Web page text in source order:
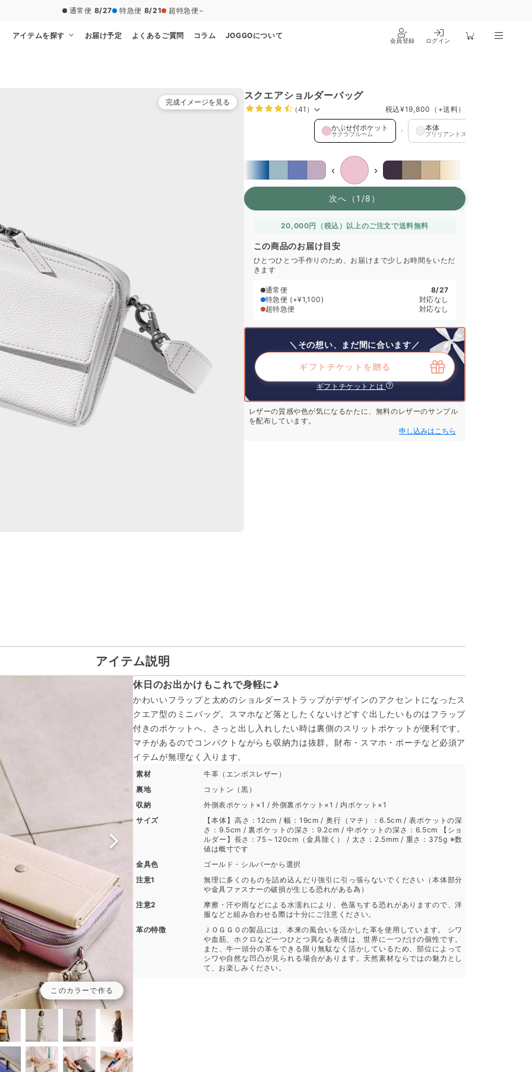
通常便 8/27 特急便 8/21 超特急便 −
アイテムを探す お届け予定 よくあるご質問 コラム JOGGOについて
会員登録 ログイン
完成イメージを見る
かぶせ付ポケット を選択中
かぶせ付ポケット
サクラブルーム
本体
ブリリアントスノー
‹ ›
スクエアショルダーバッグ
（41） 税込¥19,800 （+送料）
次へ（1/8）
20,000円（税込）以上のご注文で送料無料
この商品のお届け目安
ひとつひとつ手作りのため、お届けまで少しお時間をいただ
きます
通常便
8/27
特急便 (+¥1,100)
対応なし
超特急便
対応なし
＼その想い、まだ間に合います／
ギフトチケットを贈る
ギフトチケットとは
レザーの質感や色が気になるかたに、無料のレザーのサンプル
を配布しています。
申し込みはこちら
アイテム説明
このカラーで作る
休日のお出かけもこれで身軽に♪
かわいいフラップと太めのショルダーストラップがデザインのアクセントになったス
クエア型のミニバッグ。スマホなど落としたくないけどすぐ出したいものはフラップ
付きのポケットへ、さっと出し入れしたい時は裏側のスリットポケットが便利です。
マチがあるのでコンパクトながらも収納力は抜群。財布・スマホ・ポーチなど必須ア
イテムが無理なく入ります。
素材
牛革（エンボスレザー）
裏地
コットン（黒）
収納
外側表ポケット×1 / 外側裏ポケット×1 / 内ポケット×1
サイズ
【本体】高さ：12cm / 幅：19cm / 奥行（マチ）：6.5cm / 表ポケットの深
さ：9.5cm / 裏ポケットの深さ：9.2cm / 中ポケットの深さ：6.5cm 【ショ
ルダー】長さ：75～120cm（金具除く） / 太さ：2.5mm / 重さ：375g ※数
値は概寸です
金具色
ゴールド・シルバーから選択
注意1
無理に多くのものを詰め込んだり強引に引っ張らないでください（本体部分
や金具ファスナーの破損が生じる恐れがある為）
注意2
摩擦・汗や雨などによる水濡れにより、色落ちする恐れがありますので、洋
服などと組み合わせる際は十分にご注意ください。
革の特徴
ＪＯＧＧＯの製品には、本来の風合いを活かした革を使用しています。 シワ
や血筋、ホクロなど一つひとつ異なる表情は、世界に一つだけの個性です。
また、牛一頭分の革をできる限り無駄なく活かしているため、部位によって
シワや自然な凹凸が見られる場合があります。天然素材ならではの魅力とし
て、お楽しみください。